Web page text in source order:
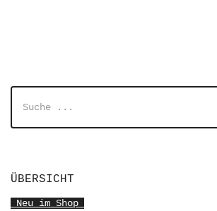
ÜBERSICHT
Neu im Shop